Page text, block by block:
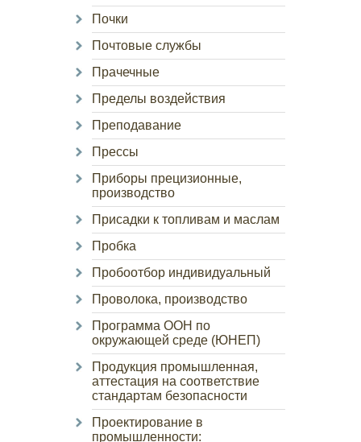
Почки
Почтовые службы
Прачечные
Пределы воздействия
Преподавание
Прессы
Приборы прецизионные,
производство
Присадки к топливам и маслам
Пробка
Пробоотбор индивидуальный
Проволока, производство
Программа ООН по
окружающей среде (ЮНЕП)
Продукция промышленная,
аттестация на соответствие
стандартам безопасности
Проектирование в
промышленности: